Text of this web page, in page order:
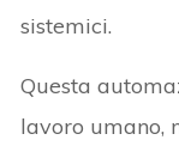
sistemici.
Questa
lavoro umano,